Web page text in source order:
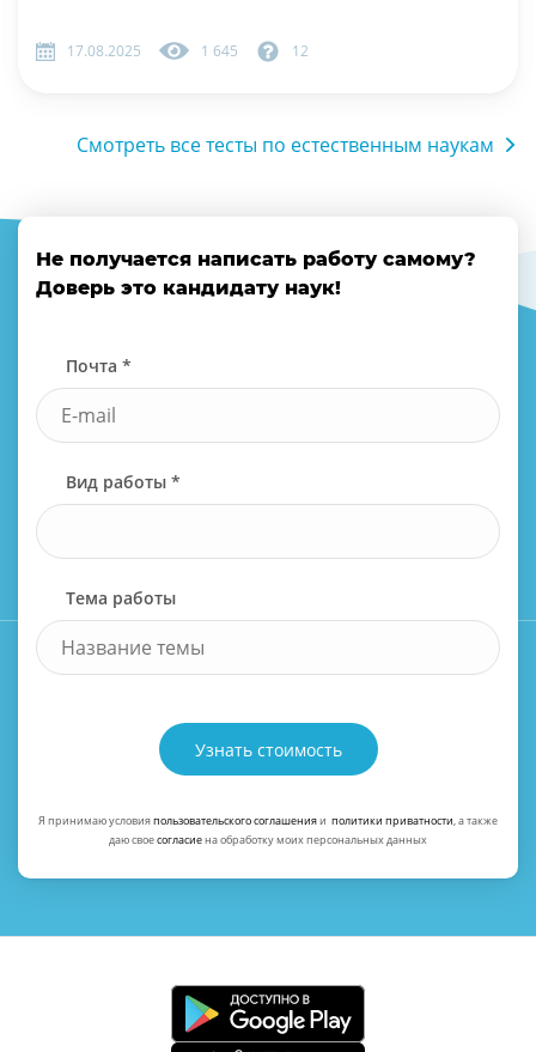
17.08.2025 1 645 12
Смотреть все тесты по естественным наукам
Не получается написать работу самому?
Доверь это кандидату наук!
Почта *
Вид работы *
Тема работы
Узнать стоимость
Я принимаю условияпользовательского соглашенияи политики приватности, а также
даю своесогласиена обработку моих персональных данных